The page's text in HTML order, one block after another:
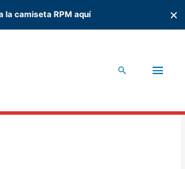
la camiseta RPM aquí ✕
Buscar